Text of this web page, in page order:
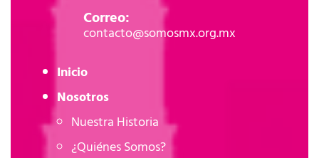
Correo:
contacto@somosmx.org.mx
Inicio
Nosotros
Nuestra Historia
¿Quiénes Somos?